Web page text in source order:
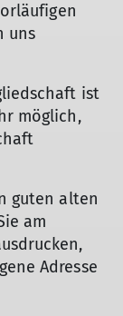
uns
ist
möglich,
guten alten
am
Adresse